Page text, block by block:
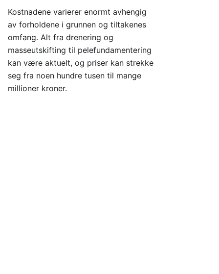
Kostnadene varierer enormt avhengig
av forholdene i grunnen og tiltakenes
omfang. Alt fra drenering og
masseutskifting til pelefundamentering
kan være aktuelt, og priser kan strekke
seg fra noen hundre tusen til mange
millioner kroner.